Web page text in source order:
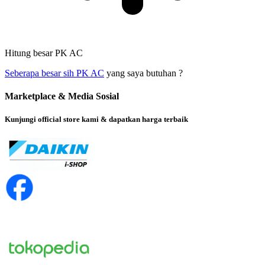
Hitung besar PK AC
Seberapa besar sih PK AC yang saya butuhan ?
Marketplace & Media Sosial
Kunjungi official store kami & dapatkan harga terbaik